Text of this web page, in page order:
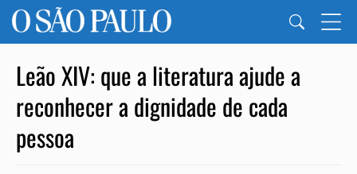
Leão XIV: que a literatura ajude a
reconhecer a dignidade de cada
pessoa